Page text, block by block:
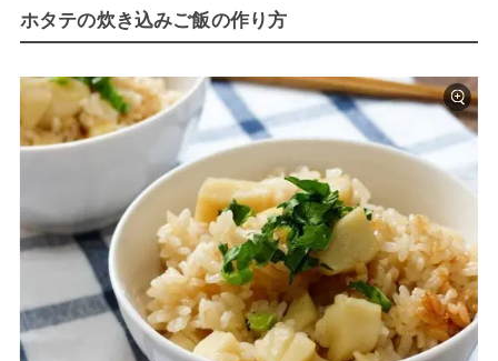
ホタテの炊き込みご飯の作り方